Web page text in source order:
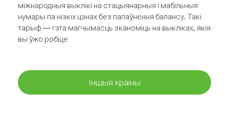
міжнародныя выклікі на стацыянарныя і мабільныя
нумары па нізкіх цэнах без папаўнення балансу. Такі
тарыф — гэта магчымасць эканоміць на выкліках, якія
вы ўжо робіце
Іншыя краіны